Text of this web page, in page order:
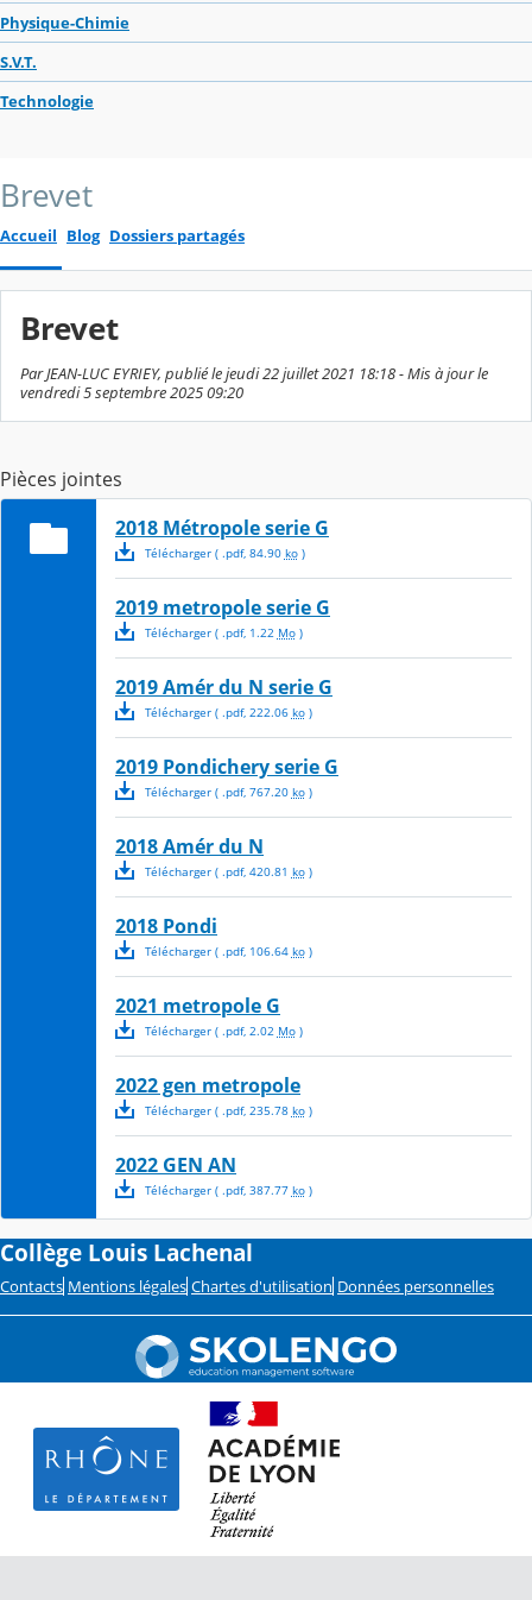
Physique-Chimie
S.V.T.
Technologie
Brevet
Accueil Blog Dossiers partagés
Brevet
Par JEAN-LUC EYRIEY, publié le jeudi 22 juillet 2021 18:18 - Mis à jour le
vendredi 5 septembre 2025 09:20
Pièces jointes
2018 Métropole serie G
Télécharger( .pdf, 84.90 ko)
2019 metropole serie G
Télécharger( .pdf, 1.22 Mo)
2019 Amér du N serie G
Télécharger( .pdf, 222.06 ko)
2019 Pondichery serie G
Télécharger( .pdf, 767.20 ko)
2018 Amér du N
Télécharger( .pdf, 420.81 ko)
2018 Pondi
Télécharger( .pdf, 106.64 ko)
2021 metropole G
Télécharger( .pdf, 2.02 Mo)
2022 gen metropole
Télécharger( .pdf, 235.78 ko)
2022 GEN AN
Télécharger( .pdf, 387.77 ko)
Collège Louis Lachenal
Contacts Mentions légales Chartes d'utilisation Données personnelles